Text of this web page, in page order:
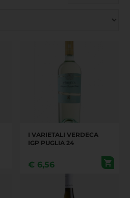
I VARIETALI VERDECA
IGP PUGLIA 24
€ 6,56